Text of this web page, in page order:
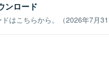
ンロード
はこちらから。（2026年7月31